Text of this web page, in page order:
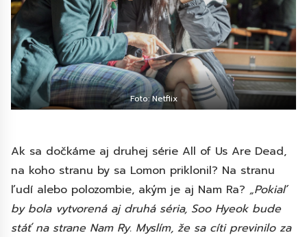
Foto: Netflix
Ak sa dočkáme aj druhej série All of Us Are Dead,
na koho stranu by sa Lomon priklonil? Na stranu
ľudí alebo polozombie, akým je aj Nam Ra? „Pokiaľ
by bola vytvorená aj druhá séria, Soo Hyeok bude
stáť na strane Nam Ry. Myslím, že sa cíti previnilo za